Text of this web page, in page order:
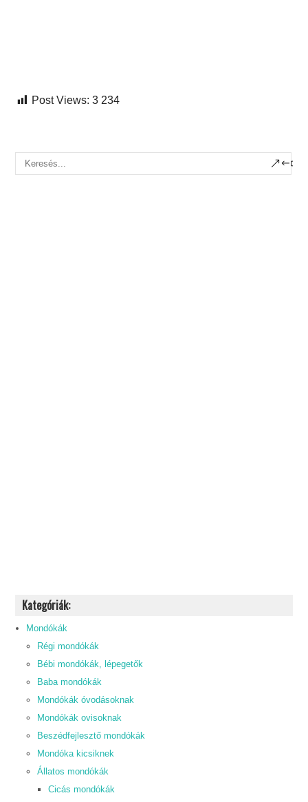
Post Views: 3 234
Kategóriák:
Mondókák
Régi mondókák
Bébi mondókák, lépegetők
Baba mondókák
Mondókák óvodásoknak
Mondókák ovisoknak
Beszédfejlesztő mondókák
Mondóka kicsiknek
Állatos mondókák
Cicás mondókák